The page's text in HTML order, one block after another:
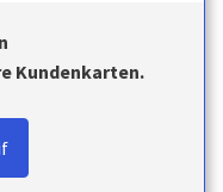
Kundenkarten.